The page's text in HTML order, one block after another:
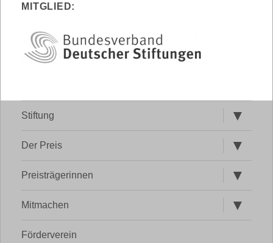
MITGLIED:
Stiftung
öffnen
Der Preis
öffnen
Preisträgerinnen
öffnen
Mitmachen
öffnen
Förderverein